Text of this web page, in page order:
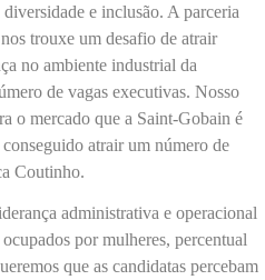
e inclusão. A parceria
trouxe um desafio de atrair
no ambiente industrial da
de vagas executivas. Nosso
o mercado que a Saint-Gobain é
atrair um número de
Coutinho.
administrativa e operacional
por mulheres, percentual
que as candidatas percebam